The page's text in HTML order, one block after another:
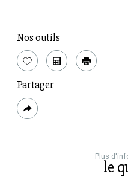
Nos outils
SélectionnerCalculatriceImprimer
Partager
Plus
de
Plus
le